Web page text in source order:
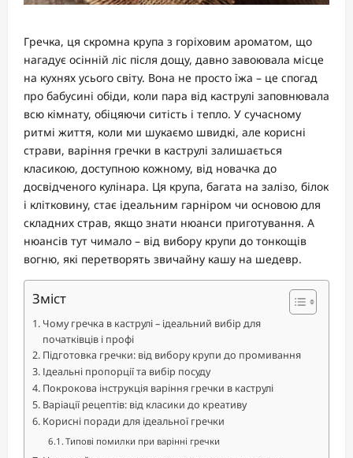
Гречка, ця скромна крупа з горіховим ароматом, що
нагадує осінній ліс після дощу, давно завоювала місце
на кухнях усього світу. Вона не просто їжа – це спогад
про бабусині обіди, коли пара від каструлі заповнювала
всю кімнату, обіцяючи ситість і тепло. У сучасному
ритмі життя, коли ми шукаємо швидкі, але корисні
страви, варіння гречки в каструлі залишається
класикою, доступною кожному, від новачка до
досвідченого кулінара. Ця крупа, багата на залізо, білок
і клітковину, стає ідеальним гарніром чи основою для
складних страв, якщо знати нюанси приготування. А
нюансів тут чимало – від вибору крупи до тонкощів
вогню, які перетворять звичайну кашу на шедевр.
Зміст
Чому гречка в каструлі – ідеальний вибір для
початківців і профі
Підготовка гречки: від вибору крупи до промивання
Ідеальні пропорції та вибір посуду
Покрокова інструкція варіння гречки в каструлі
Варіації рецептів: від класики до креативу
Корисні поради для ідеальної гречки
Типові помилки при варінні гречки